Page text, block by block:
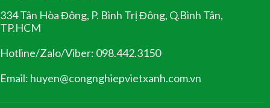
334 Tân Hòa Đông, P. Bình Trị Đông, Q.Bình Tân,
TP.HCM
Hotline/Zalo/Viber: 098.442.3150
Email: huyen@congnghiepvietxanh.com.vn